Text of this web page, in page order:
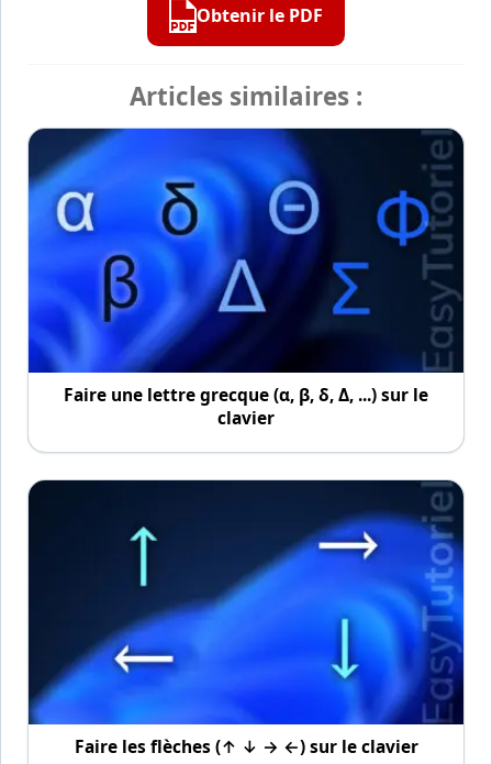
Obtenir le PDF
Articles similaires :
Faire une lettre grecque (α, β, δ, Δ, ...) sur le
clavier
Faire les flèches (↑ ↓ → ←) sur le clavier